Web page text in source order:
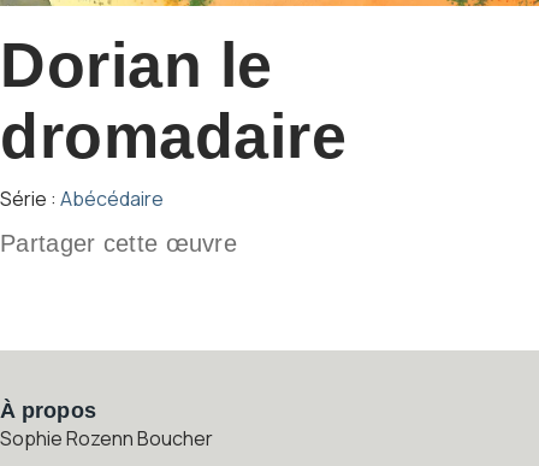
Dorian le
dromadaire
Série : Abécédaire
Partager cette œuvre
À propos
Sophie Rozenn Boucher